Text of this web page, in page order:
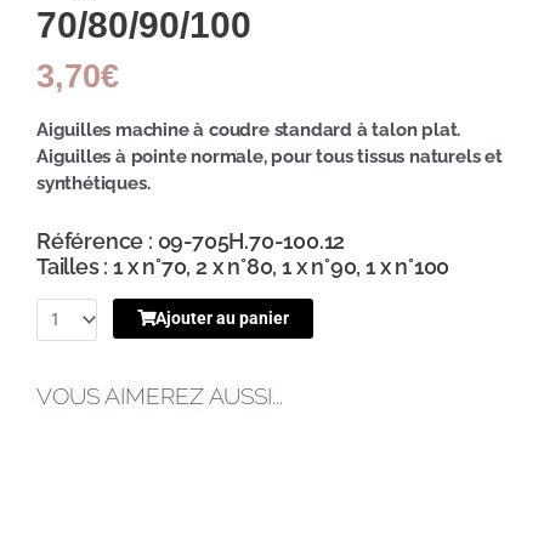
70/80/90/100
3,70€
Aiguilles machine à coudre standard à talon plat.
Aiguilles à pointe normale, pour tous tissus naturels et
synthétiques.
Référence : 09-705H.70-100.12
Tailles : 1 x n°70, 2 x n°80, 1 x n°90, 1 x n°100
Ajouter au panier
VOUS AIMEREZ AUSSI...